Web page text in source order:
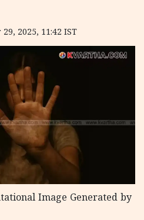
2025, 11:42 IST
Image Generated by